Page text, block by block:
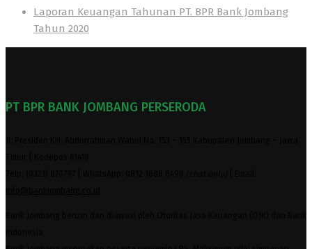
Laporan Keuangan Tahunan PT. BPR Bank Jombang
Tahun 2020
PT BPR BANK JOMBANG PERSERODA